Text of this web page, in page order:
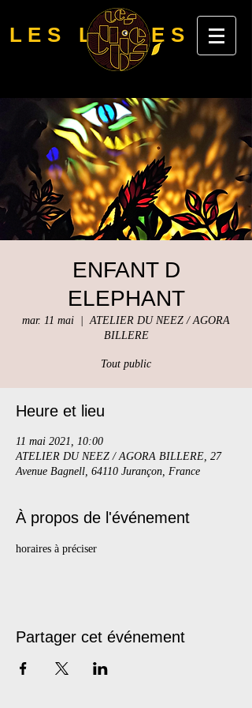
LES LUBIES
ENFANT D
ELEPHANT
mar. 11 mai
  |
ATELIER DU NEEZ / AGORA
BILLERE
Tout public
Heure et lieu
11 mai 2021, 10:00
ATELIER DU NEEZ / AGORA BILLERE, 27
Avenue Bagnell, 64110 Jurançon, France
À propos de l'événement
horaires à préciser
Partager cet événement